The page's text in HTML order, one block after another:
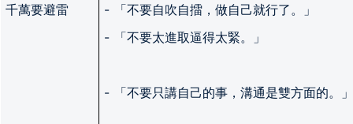
千萬要避雷
- 「不要自吹自擂，做自己就行了。」
- 「不要太進取逼得太緊。」
- 「不要只講自己的事，溝通是雙方面的。」